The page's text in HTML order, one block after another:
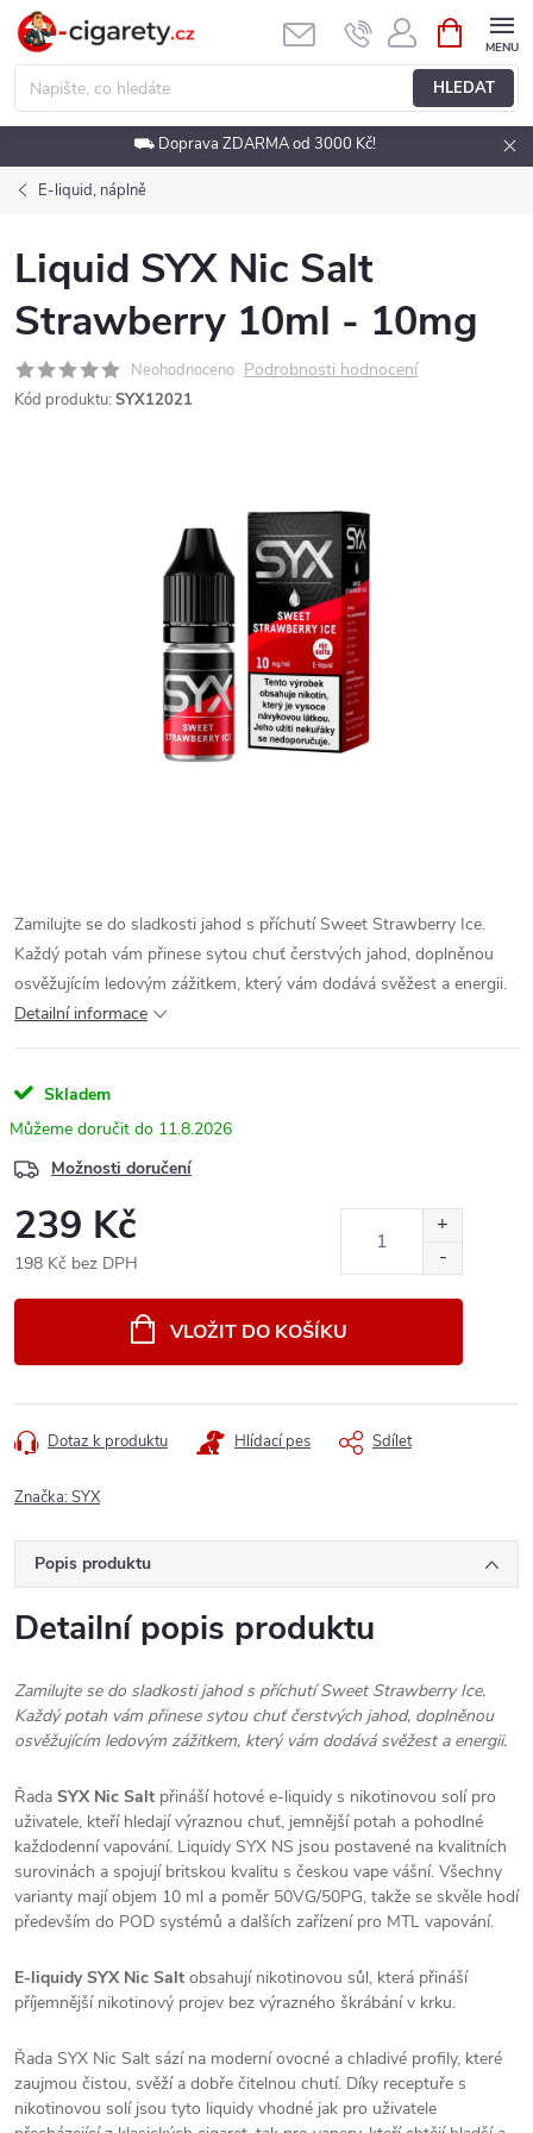
Přejít
obsah
HLEDAT
NÁKUPNÍ
KOŠÍK
⛟ Doprava ZDARMA od 3000 Kč!
E-liquid, náplně
Liquid SYX Nic Salt
Strawberry 10ml - 10mg
Neohodnoceno Podrobnosti hodnocení
Kód produktu: SYX12021
Zamilujte se do sladkosti jahod s příchutí Sweet Strawberry Ice.
Každý potah vám přinese sytou chuť čerstvých jahod, doplněnou
osvěžujícím ledovým zážitkem, který vám dodává svěžest a energii.
Detailní informace
Skladem
11.8.2026
Možnosti doručení
239 Kč
198 Kč bez DPH
VLOŽIT DO KOŠÍKU
Dotaz k produktu Hlídací pes Sdílet
Značka:SYX
Popis produktu
Detailní popis produktu
Zamilujte se do sladkosti jahod s příchutí Sweet Strawberry Ice.
Každý potah vám přinese sytou chuť čerstvých jahod, doplněnou
osvěžujícím ledovým zážitkem, který vám dodává svěžest a energii.
Řada SYX Nic Salt přináší hotové e-liquidy s nikotinovou solí pro
uživatele, kteří hledají výraznou chuť, jemnější potah a pohodlné
každodenní vapování. Liquidy SYX NS jsou postavené na kvalitních
surovinách a spojují britskou kvalitu s českou vape vášní. Všechny
varianty mají objem 10 ml a poměr 50VG/50PG, takže se skvěle hodí
především do POD systémů a dalších zařízení pro MTL vapování.
E-liquidy SYX Nic Salt obsahují nikotinovou sůl, která přináší
příjemnější nikotinový projev bez výrazného škrábání v krku.
Řada SYX Nic Salt sází na moderní ovocné a chladivé profily, které
zaujmou čistou, svěží a dobře čitelnou chutí. Díky receptuře s
nikotinovou solí jsou tyto liquidy vhodné jak pro uživatele